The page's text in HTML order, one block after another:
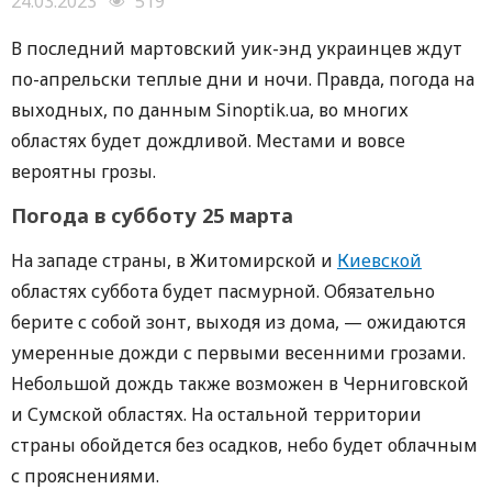
В последний мартовский уик-энд украинцев ждут
по-апрельски теплые дни и ночи. Правда, погода на
выходных, по данным Sinoptik.ua, во многих
областях будет дождливой. Местами и вовсе
вероятны грозы.
Погода в субботу 25 марта
На западе страны, в Житомирской и Киевской
областях суббота будет пасмурной. Обязательно
берите с собой зонт, выходя из дома, — ожидаются
умеренные дожди с первыми весенними грозами.
Небольшой дождь также возможен в Черниговской
и Сумской областях. На остальной территории
страны обойдется без осадков, небо будет облачным
с прояснениями.